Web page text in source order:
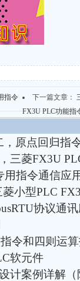
指令
下一篇文章：
FX3U PLC功能指
原点回归指
三菱FX3U
用指令通信应
小型PLC
协议通
令和四则运
软元件
计案例详解